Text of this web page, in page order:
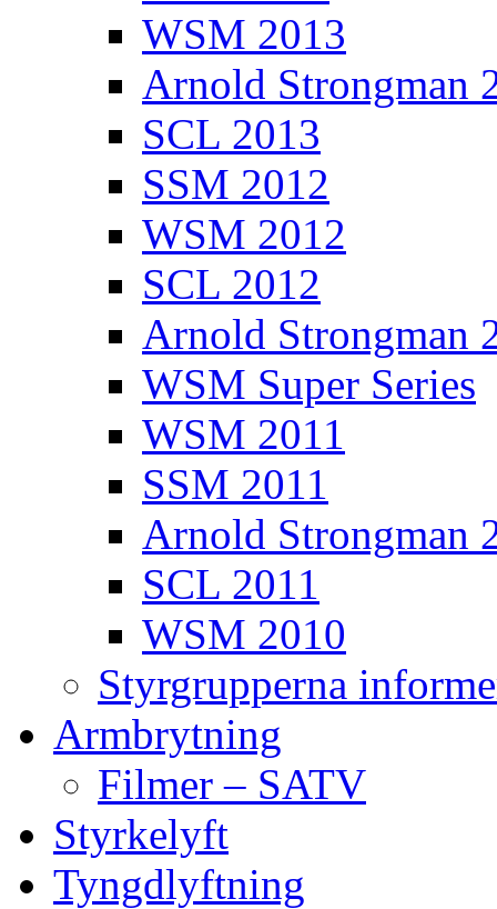
WSM 2013
Arnold Strongman
SCL 2013
SSM 2012
WSM 2012
SCL 2012
Arnold Strongman
WSM Super Series
WSM 2011
SSM 2011
Arnold Strongman
SCL 2011
WSM 2010
Styrgrupperna
Armbrytning
Filmer – SATV
Styrkelyft
Tyngdlyftning